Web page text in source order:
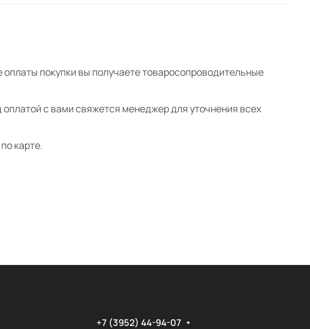
покупки вы получаете товаросопроводительные
с вами свяжется менеджер для уточнения всех
карте.
+7 (3952) 44-94-07